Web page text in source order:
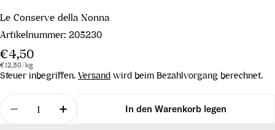
Le Conserve della Nonna
Artikelnummer: 205230
Regulärer
Preis
€4,50
Stückpreis
€12,50/pro
kg
Steuer inbegriffen. Versand wird beim Bezahlvorgang berechnet.
Menge
Menge für Fagioli Cannelini Bohnen, 360 g
Menge für Fagioli Cannelini Bohnen,
In den Warenkorb legen